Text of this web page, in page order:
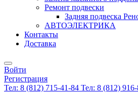
Ремонт подвески
Задняя подвеска
АВТОЭЛЕКТРИКА
Контакты
Доставка
Войти
Регистрация
Тел: 8 (812) 715-41-84 Тел: 8 (812)